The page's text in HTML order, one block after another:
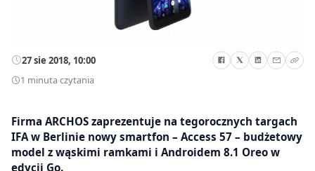
27 sie 2018, 10:00
1 minuta czytania
Firma ARCHOS zaprezentuje na tegorocznych targach
IFA w Berlinie nowy smartfon – Access 57 – budżetowy
model z wąskimi ramkami i Androidem 8.1 Oreo w
edycji Go.